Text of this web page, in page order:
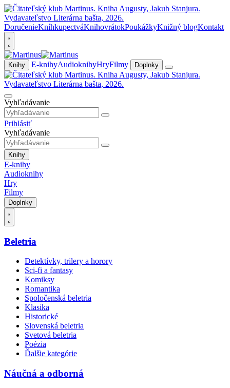
DoručenieKníhkupectváKnihovrátokPoukážkyKnižný blogKontakt
Knihy E-knihyAudioknihyHryFilmy Doplnky
Vyhľadávanie
Prihlásiť
Vyhľadávanie
Knihy
E-knihy
Audioknihy
Hry
Filmy
Doplnky
Beletria
Detektívky, trilery a horory
Sci-fi a fantasy
Komiksy
Romantika
Spoločenská beletria
Klasika
Historické
Slovenská beletria
Svetová beletria
Poézia
Ďalšie kategórie
Náučná a odborná